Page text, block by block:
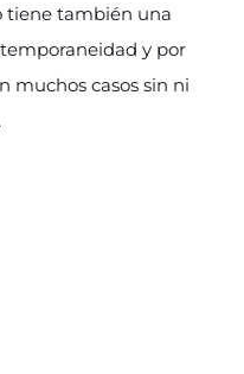
tiene también una
y por
muchos casos sin ni